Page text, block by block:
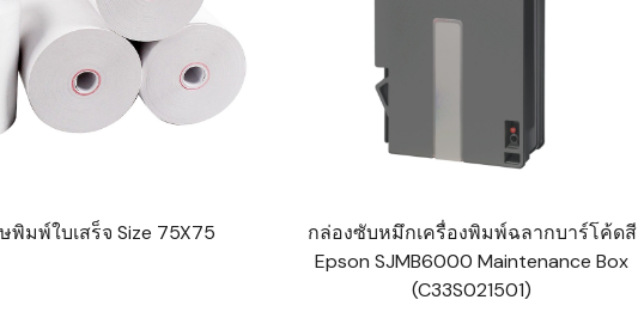
พิมพ์ใบเสร็จ Size 75X75
กล่องซับหมึกเครื่องพิมพ์ฉลากบาร์โค้ดสี
Epson SJMB6000 Maintenance Box
(C33S021501)